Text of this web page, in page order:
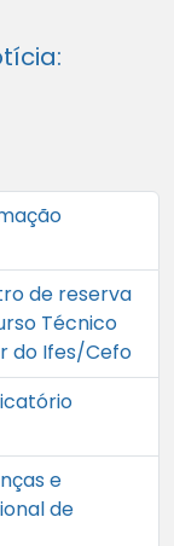
de reserva
Técnico
do Ifes/Cefo
e
de